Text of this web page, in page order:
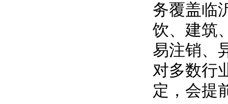
务覆盖临
饮、建筑
易注销、
对多数行
定，会提